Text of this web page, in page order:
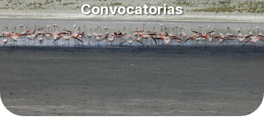
Convocatorias